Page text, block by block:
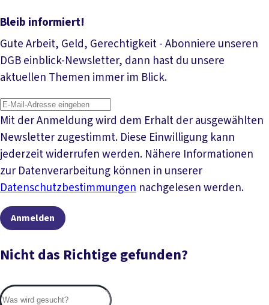
Mehr lesen
Bleib informiert!
Gute Arbeit, Geld, Gerechtigkeit - Abonniere unseren
DGB einblick-Newsletter, dann hast du unsere
aktuellen Themen immer im Blick.
Mit der Anmeldung wird dem Erhalt der ausgewählten
Newsletter zugestimmt. Diese Einwilligung kann
jederzeit widerrufen werden. Nähere Informationen
zur Datenverarbeitung können in unserer
Datenschutzbestimmungen nachgelesen werden.
Anmelden
Nicht das Richtige gefunden?